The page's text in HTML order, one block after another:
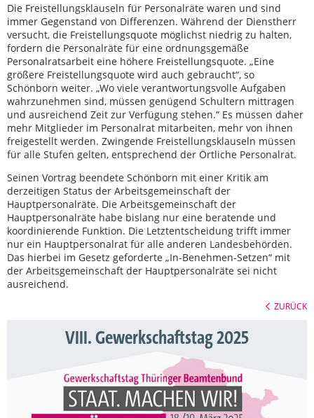
Die Freistellungsklauseln für Personalräte waren und sind
immer Gegenstand von Differenzen. Während der Dienstherr
versucht, die Freistellungsquote möglichst niedrig zu halten,
fordern die Personalräte für eine ordnungsgemäße
Personalratsarbeit eine höhere Freistellungsquote. „Eine
größere Freistellungsquote wird auch gebraucht“, so
Schönborn weiter. „Wo viele verantwortungsvolle Aufgaben
wahrzunehmen sind, müssen genügend Schultern mittragen
und ausreichend Zeit zur Verfügung stehen.“ Es müssen daher
mehr Mitglieder im Personalrat mitarbeiten, mehr von ihnen
freigestellt werden. Zwingende Freistellungsklauseln müssen
für alle Stufen gelten, entsprechend der Örtliche Personalrat.
Seinen Vortrag beendete Schönborn mit einer Kritik am
derzeitigen Status der Arbeitsgemeinschaft der
Hauptpersonalräte. Die Arbeitsgemeinschaft der
Hauptpersonalräte habe bislang nur eine beratende und
koordinierende Funktion. Die Letztentscheidung trifft immer
nur ein Hauptpersonalrat für alle anderen Landesbehörden.
Das hierbei im Gesetz geforderte „In-Benehmen-Setzen“ mit
der Arbeitsgemeinschaft der Hauptpersonalräte sei nicht
ausreichend.
ZURÜCK
VIII. Gewerkschaftstag 2025